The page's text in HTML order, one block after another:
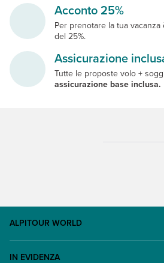
Acconto 25%
Per prenotare la tua
del 25%.
Assicurazione
Tutte le proposte volo +
assicurazione base inclusa.
ALPITOUR WORLD
AWARD
IN EVIDENZA